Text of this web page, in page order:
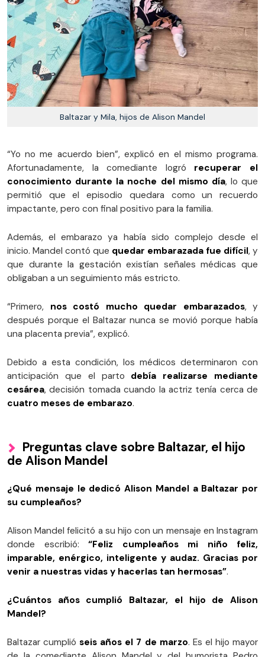
Baltazar y Mila, hijos de Alison Mandel
“Yo no me acuerdo bien”, explicó en el mismo programa.
Afortunadamente, la comediante logró recuperar el
conocimiento durante la noche del mismo día, lo que
permitió que el episodio quedara como un recuerdo
impactante, pero con final positivo para la familia.
Además, el embarazo ya había sido complejo desde el
inicio. Mandel contó que quedar embarazada fue difícil, y
que durante la gestación existían señales médicas que
obligaban a un seguimiento más estricto.
“Primero, nos costó mucho quedar embarazados, y
después porque el Baltazar nunca se movió porque había
una placenta previa”, explicó.
Debido a esta condición, los médicos determinaron con
anticipación que el parto debía realizarse mediante
cesárea, decisión tomada cuando la actriz tenía cerca de
cuatro meses de embarazo.
Preguntas clave sobre Baltazar, el hijo
de Alison Mandel
¿Qué mensaje le dedicó Alison Mandel a Baltazar por
su cumpleaños?
Alison Mandel felicitó a su hijo con un mensaje en Instagram
donde escribió: “Feliz cumpleaños mi niño feliz,
imparable, enérgico, inteligente y audaz. Gracias por
venir a nuestras vidas y hacerlas tan hermosas”.
¿Cuántos años cumplió Baltazar, el hijo de Alison
Mandel?
Baltazar cumplióseis años el 7 de marzo. Es el hijo mayor